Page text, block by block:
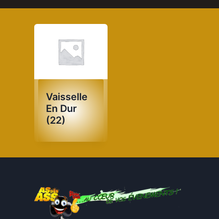
Vaisselle
En Dur
(22)